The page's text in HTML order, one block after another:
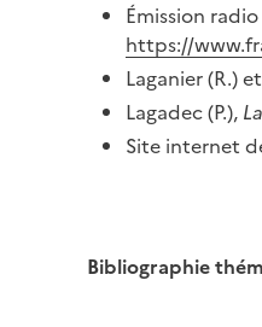
Émission
https://
Laganier (R.)
Lagadec (P.),
Site internet
Bibliographie